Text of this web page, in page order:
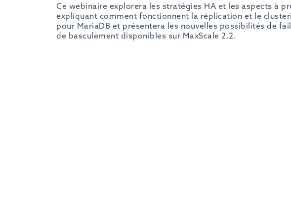
Ce webinaire explorera les stratégies HA et les aspects à
expliquant comment fonctionnent la réplication et le
pour MariaDB et présentera les nouvelles possibilités de
de basculement disponibles sur MaxScale 2.2.